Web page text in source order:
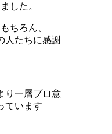
した。
ちろん、
人たちに感謝
り一層プロ意
ています